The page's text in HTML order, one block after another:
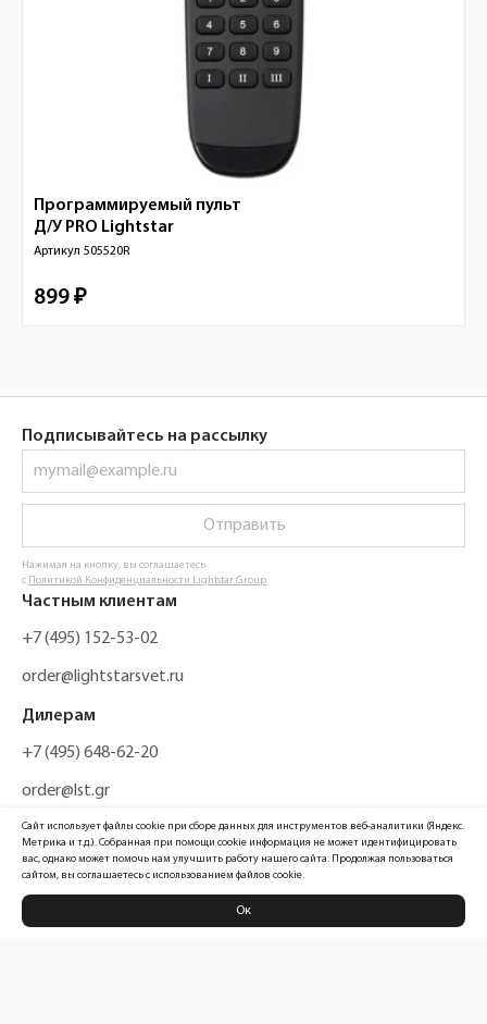
Программируемый пульт
Д/У PRO Lightstar
Артикул 505520R
899 ₽
Подписывайтесь на рассылку
Отправить
Нажимая на кнопку, вы соглашаетесь
с Политикой Конфиденциальности Lightstar Group
Частным клиентам
+7 (495) 152-53-02
order@lightstarsvet.ru
Дилерам
+7 (495) 648-62-20
order@lst.gr
Политика конфиденциальности
Сайт использует файлы cookie при сборе данных для инструментов веб-аналитики (Яндекс.
Метрика и т.д.). Собранная при помощи cookie информация не может идентифицировать
вас, однако может помочь нам улучшить работу нашего сайта. Продолжая пользоваться
сайтом, вы соглашаетесь с использованием файлов cookie.
Ок